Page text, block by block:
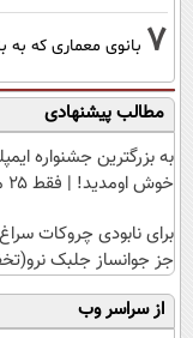
7 بانوی معماری که به
مطالب پیشنهادی
به بزرگترین جشنواره
خوش اومدید! | فقط ۲۵ میلیون !
برای نابودی چروکات
جز جوانساز جلبک
از سراسر وب